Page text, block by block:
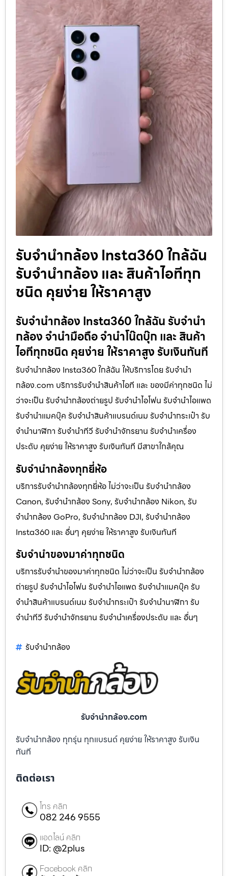
รับจำนำกล้อง Insta360 ใกล้ฉัน
รับจํานํากล้อง และ สินค้าไอทีทุก
ชนิด คุยง่าย ให้ราคาสูง
รับจำนำกล้อง Insta360 ใกล้ฉัน รับจํานํา
กล้อง จำนำมือถือ จำนำโน๊ตบุ๊ก และ สินค้า
ไอทีทุกชนิด คุยง่าย ให้ราคาสูง รับเงินทันที
รับจำนำกล้อง Insta360 ใกล้ฉัน ให้บริการโดย รับจํานํา
กล้อง.com บริการรับจํานําสินค้าไอที และ ของมีค่าทุกชนิด ไม่
ว่าจะเป็น รับจํานํากล้องถ่ายรูป รับจํานําไอโฟน รับจํานําไอแพด
รับจํานําแมคบุ๊ค รับจํานําสินค้าแบรนด์เนม รับจํานํากระเป๋า รับ
จํานํานาฬิกา รับจํานําทีวี รับจํานําจักรยาน รับจํานําเครื่อง
ประดับ คุยง่าย ให้ราคาสูง รับเงินทันที มีสาขาใกล้คุณ
รับจำนำกล้องทุกยี่ห้อ
บริการรับจำนำกล้องทุกยี่ห้อ ไม่ว่าจะเป็น รับจำนำกล้อง
Canon, รับจำนำกล้อง Sony, รับจำนำกล้อง Nikon, รับ
จำนำกล้อง GoPro, รับจำนำกล้อง DJI, รับจำนำกล้อง
Insta360 และ อื่นๆ คุยง่าย ให้ราคาสูง รับเงินทันที
รับจำนำของมาค่าทุกชนิด
บริการรับจำนำของมาค่าทุกชนิด ไม่ว่าจะเป็น รับจํานํากล้อง
ถ่ายรูป รับจํานําไอโฟน รับจํานําไอแพด รับจํานําแมคบุ๊ค รับ
จํานําสินค้าแบรนด์เนม รับจํานํากระเป๋า รับจํานํานาฬิกา รับ
จํานําทีวี รับจํานําจักรยาน รับจํานําเครื่องประดับ และ อื่นๆ
รับจํานํากล้อง
รับจํานํากล้อง.com
รับจำนำกล้อง ทุกรุ่น ทุกแบรนด์ คุยง่าย ให้ราคาสูง รับเงิน
ทันที
ติดต่อเรา
โทร คลิก
082 246 9555
แอดไลน์ คลิก
ID: @2plus
Facebook คลิก